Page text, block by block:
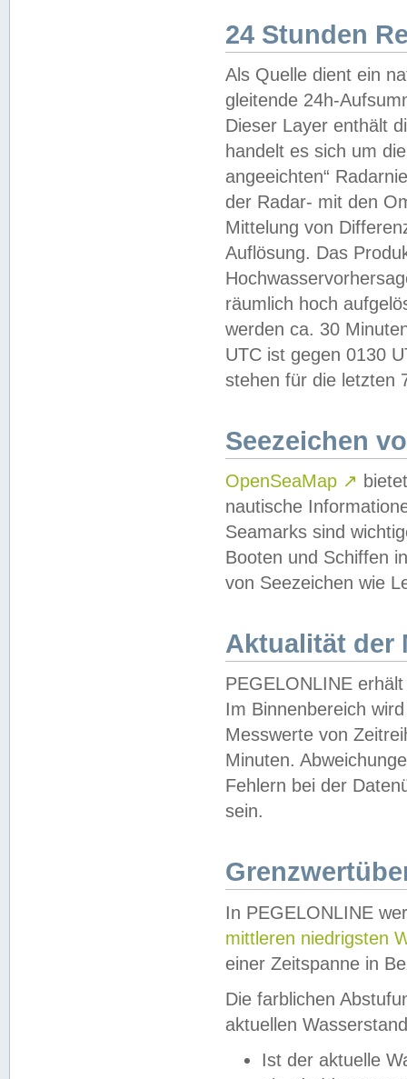
24 Stunden
Als Quelle dient ein
gleitende 24h-
Dieser Layer enthält
handelt es sich um
angeeichten“
der Radar- mit den
Mittelung von
Auflösung. Das
räumlich hoch
werden ca. 30
UTC ist gegen 0130
stehen für die letzten
Seezeichen
OpenSeaMap ↗
nautische
Seamarks sind
Booten und Schiffen
von Seezeichen wie
Aktualität der
PEGELONLINE
Im Binnenbereich
Messwerte von
Minuten.
Fehlern bei der
sein.
In PEGELONLINE
mittleren niedrigsten
einer Zeitspanne in
Die farblichen
aktuellen
Ist der aktuelle